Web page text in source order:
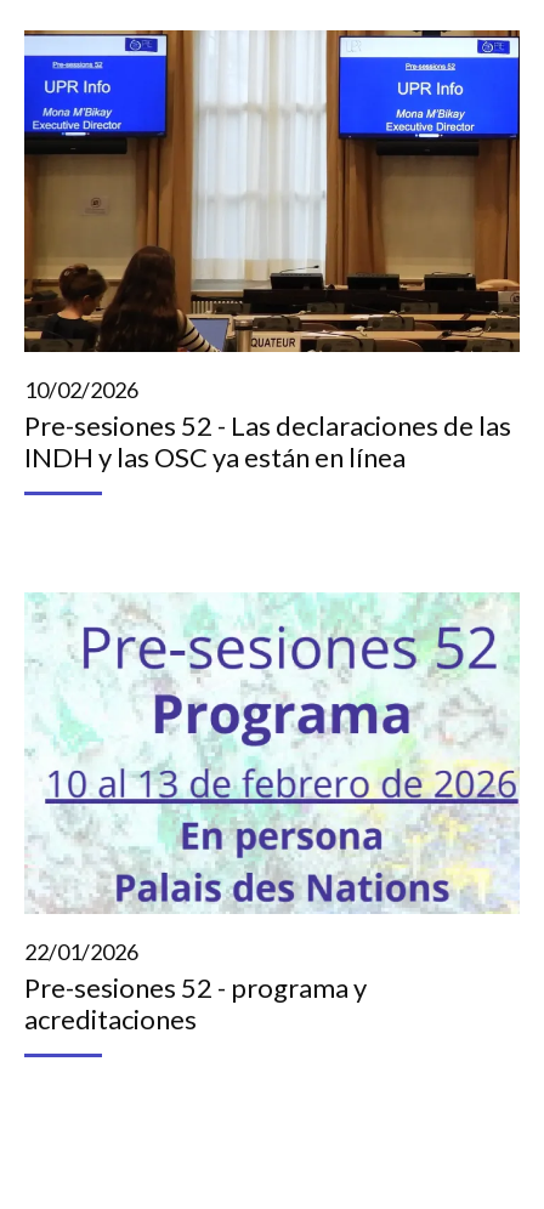
10/02/2026
Pre-sesiones 52 - Las declaraciones de las
INDH y las OSC ya están en línea
22/01/2026
Pre-sesiones 52 - programa y
acreditaciones